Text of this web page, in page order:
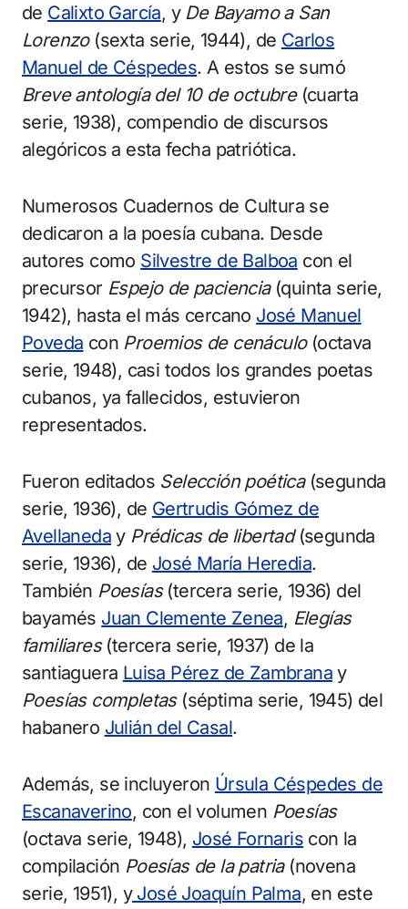
de Calixto García, y De Bayamo a San
Lorenzo(sexta serie, 1944), de Carlos
Manuel de Céspedes. A estos se sumó
Breve antología del 10 de octubre(cuarta
serie, 1938), compendio de discursos
alegóricos a esta fecha patriótica.
Numerosos Cuadernos de Cultura se
dedicaron a la poesía cubana. Desde
autores como Silvestre de Balboa con el
precursor Espejo de paciencia(quinta serie,
1942), hasta el más cercano José Manuel
Poveda con Proemios de cenáculo(octava
serie, 1948), casi todos los grandes poetas
cubanos, ya fallecidos, estuvieron
representados.
Fueron editados Selección poética(segunda
serie, 1936), de Gertrudis Gómez de
Avellaneda y Prédicas de libertad(segunda
serie, 1936), de José María Heredia.
También Poesías(tercera serie, 1936) del
bayamés Juan Clemente Zenea, Elegías
familiares(tercera serie, 1937) de la
santiaguera Luisa Pérez de Zambrana y
Poesías completas(séptima serie, 1945) del
habanero Julián del Casal.
Además, se incluyeron Úrsula Céspedes de
Escanaverino, con el volumen Poesías
(octava serie, 1948), José Fornaris con la
compilación Poesías de la patria(novena
serie, 1951), yJosé Joaquín Palma, en este